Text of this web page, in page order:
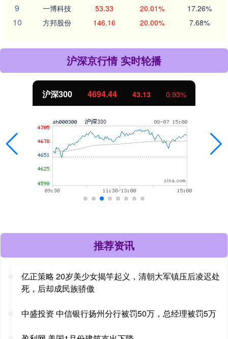
9 一博科技 53.33 20.01% 17.26%
10 方邦股份 146.16 20.00% 7.68%
沪深京行情 实时轮播
沪深300 4694.44 43.13 0.93%
推荐资讯
亿正策略 20岁美少女揭竿起义，清朝大军镇压后凌迟处
死，后却成民族骄傲
中盛投资 中信银行扬州分行被罚50万，总经理被罚5万